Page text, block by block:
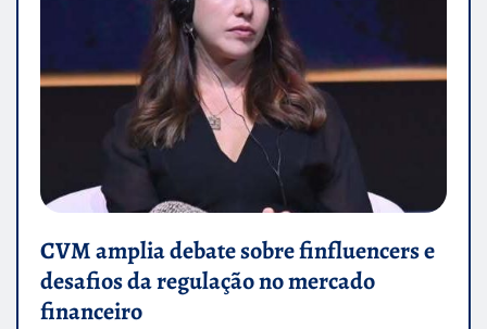
CVM amplia debate sobre finfluencers e
desafios da regulação no mercado
financeiro